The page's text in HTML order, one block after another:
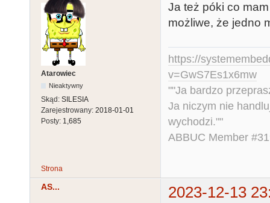
Atarowiec
Nieaktywny
Skąd: SILESIA
Zarejestrowany: 2018-01-01
Posty: 1,685
Ja też póki co
możliwe, że jedno
https://
v=GwS7Es1x6mw
""Ja bardzo
Ja niczym nie
wychodzi.""
ABBUC Member
Strona
AS...
2023-12-13